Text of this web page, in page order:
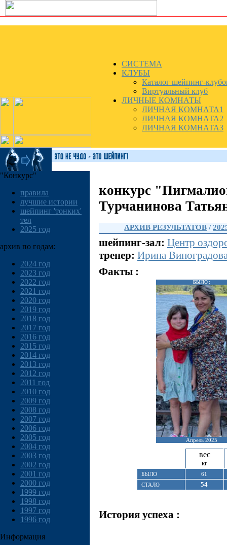
СИСТЕМА
КЛУБЫ
Каталог шейпинг-
Виртуальный клуб
ЛИЧНЫЕ КОМНАТЫ
ЛИЧНАЯ КОМНАТА1
ЛИЧНАЯ КОМНАТА2
ЛИЧНАЯ КОМНАТА3
"Конкурс"
правила
лучшие истории
шейпинг 'тонких'
тел
2025 год
архив по годам:
2024 год
2023 год
2022 год
2021 год
2020 год
2019 год
2018 год
2017 год
2016 год
2015 год
2014 год
2013 год
2012 год
2011 год
2010 год
2009 год
2008 год
2007 год
2006 год
2005 год
2004 год
2003 год
2002 год
2001 год
2000 год
1999 год
1998 год
1997 год
1996 год
Информация
конкурс
Турчанинова
АРХИВ РЕЗУЛЬТАТОВ /
шейпинг-зал: Центр
тренер: Ирина
Факты :
БЫЛО :
Апрель 2025
вес
кг
БЫЛО
61
СТАЛО
54
История успеха :